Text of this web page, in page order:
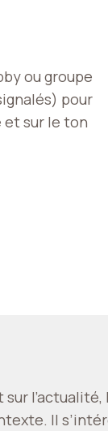
ou groupe
pour
et sur le ton
Il